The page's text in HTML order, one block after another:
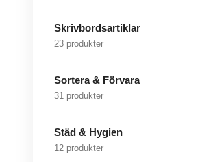
Skrivbordsartiklar
23 produkter
Sortera & Förvara
31 produkter
Städ & Hygien
12 produkter